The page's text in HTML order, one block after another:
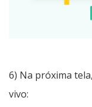
6) Na próxima
vivo: